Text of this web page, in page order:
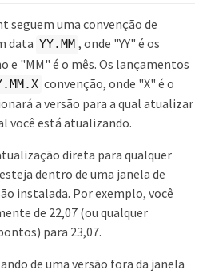
seguem uma convenção de
data YY.MM , onde "YY" é os
e "MM" é o mês. Os lançamentos
convenção, onde "X" é o
a versão para a qual atualizar
você está atualizando.
direta para qualquer
dentro de uma janela de
instalada. Por exemplo, você
de 22,07 (ou qualquer
para 23,07.
de uma versão fora da janela